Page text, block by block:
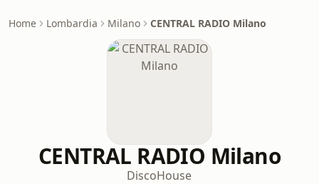
Home Lombardia Milano CENTRAL RADIO Milano
CENTRAL RADIO Milano
DiscoHouse